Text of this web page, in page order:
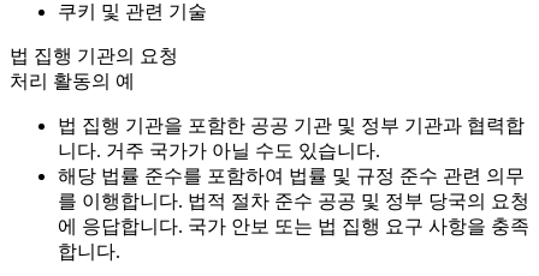
쿠키 및 관련 기술
법 집행 기관의 요청
처리 활동의 예
법 집행 기관을 포함한 공공 기관 및 정부 기관과 협력합
니다. 거주 국가가 아닐 수도 있습니다.
해당 법률 준수를 포함하여 법률 및 규정 준수 관련 의무
를 이행합니다. 법적 절차 준수 공공 및 정부 당국의 요청
에 응답합니다. 국가 안보 또는 법 집행 요구 사항을 충족
합니다.